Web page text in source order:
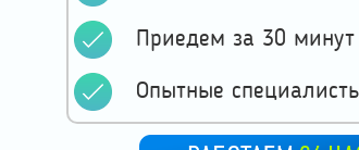
Приедем за 30
Опытные